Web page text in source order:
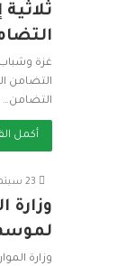
غزة وشباب
التضامن
التضامن…
أكمل
23 سبتمبر، 2025
وزارة
لموسم
وزارة